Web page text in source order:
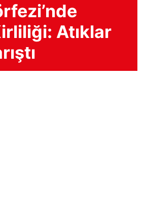
Atıklar